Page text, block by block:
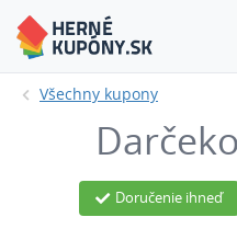
Všechny kupony
Doručenie ihneď